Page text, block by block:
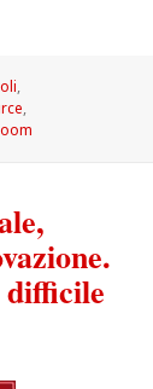
,
,
difficile